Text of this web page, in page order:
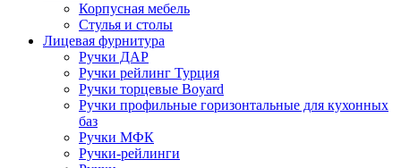
Корпусная мебель
Стулья и столы
Лицевая фурнитура
Ручки ДАР
Ручки рейлинг Турция
Ручки торцевые Boyard
Ручки профильные горизонтальные для кухонных
баз
Ручки МФК
Ручки-рейлинги